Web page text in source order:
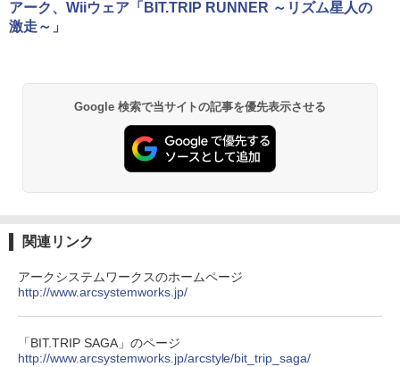
アーク、Wiiウェア「BIT.TRIP RUNNER ～リズム星人の
激走～」
Google 検索で当サイトの記事を優先表示させる
関連リンク
アークシステムワークスのホームページ
http://www.arcsystemworks.jp/
「BIT.TRIP SAGA」のページ
http://www.arcsystemworks.jp/arcstyle/bit_trip_saga/